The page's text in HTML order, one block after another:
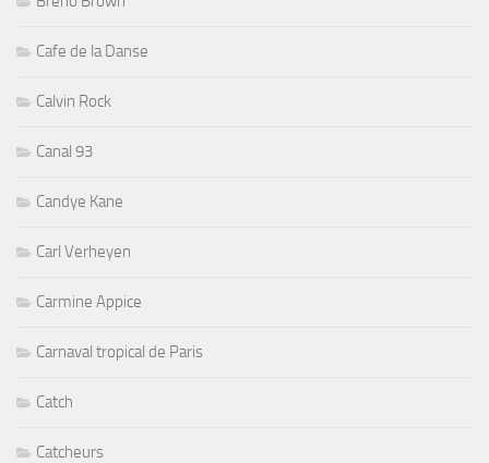
Cafe de la Danse
Calvin Rock
Canal 93
Candye Kane
Carl Verheyen
Carmine Appice
Carnaval tropical de Paris
Catch
Catcheurs